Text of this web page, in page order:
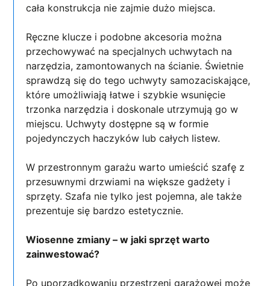
cała konstrukcja nie zajmie dużo miejsca.
Ręczne klucze i podobne akcesoria można
przechowywać na specjalnych uchwytach na
narzędzia, zamontowanych na ścianie. Świetnie
sprawdzą się do tego uchwyty samozaciskające,
które umożliwiają łatwe i szybkie wsunięcie
trzonka narzędzia i doskonale utrzymują go w
miejscu. Uchwyty dostępne są w formie
pojedynczych haczyków lub całych listew.
W przestronnym garażu warto umieścić szafę z
przesuwnymi drzwiami na większe gadżety i
sprzęty. Szafa nie tylko jest pojemna, ale także
prezentuje się bardzo estetycznie.
Wiosenne zmiany – w jaki sprzęt warto
zainwestować?
Po uporządkowaniu przestrzeni garażowej może